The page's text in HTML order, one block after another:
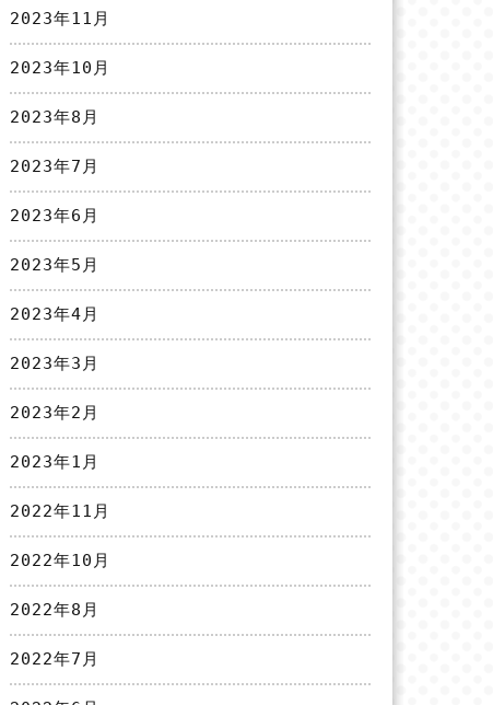
2023年11月
2023年10月
2023年8月
2023年7月
2023年6月
2023年5月
2023年4月
2023年3月
2023年2月
2023年1月
2022年11月
2022年10月
2022年8月
2022年7月